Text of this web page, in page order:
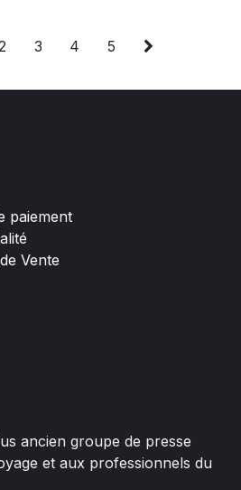
3 4 5
paiement
Vente
ancien groupe de presse
et aux professionnels du